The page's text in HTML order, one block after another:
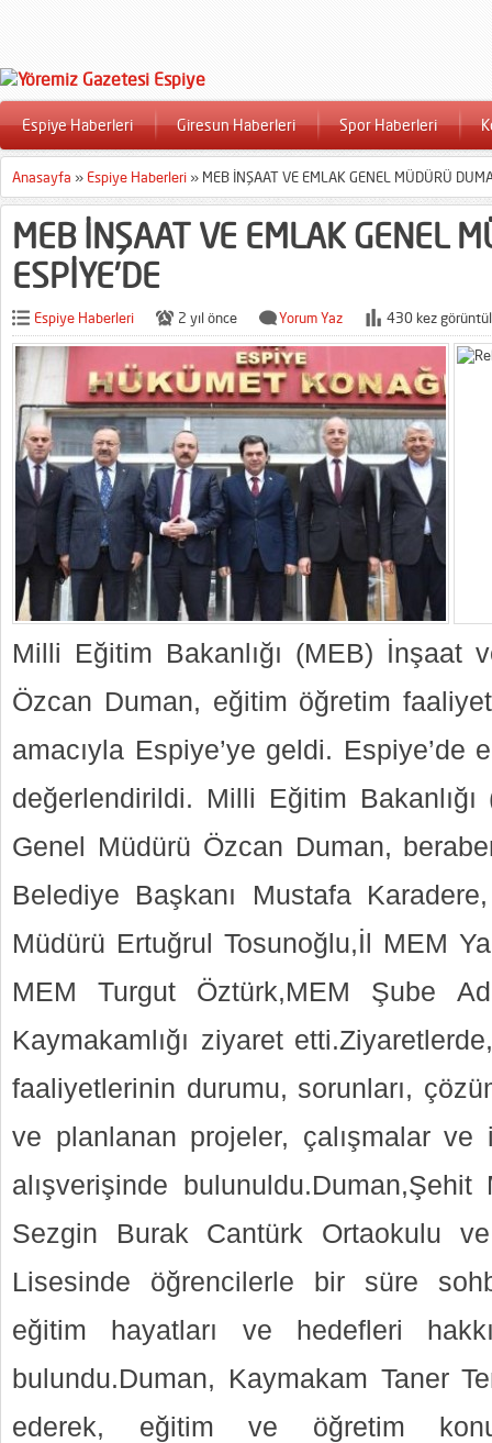
Espiye Haberleri Giresun Haberleri Spor Haberleri
Anasayfa » Espiye Haberleri » MEB İNŞAAT VE EMLAK GENEL MÜDÜRÜ
MEB İNŞAAT VE EMLAK GENEL
ESPİYE’DE
Espiye Haberleri 2 yıl önce Yorum Yaz 430 kez
Milli Eğitim Bakanlığı (MEB) İnşaat
Özcan Duman, eğitim öğretim
amacıyla Espiye’ye geldi. Espiye’de
değerlendirildi. Milli Eğitim
Genel Müdürü Özcan Duman,
Belediye Başkanı Mustafa
Müdürü Ertuğrul Tosunoğlu,İl MEM
MEM Turgut Öztürk,MEM Şube
Kaymakamlığı ziyaret
faaliyetlerinin durumu, sorunları,
ve planlanan projeler, çalışmalar ve
alışverişinde
Sezgin Burak Cantürk Ortaokulu
Lisesinde öğrencilerle bir süre
eğitim hayatları ve hedefleri
bulundu.Duman, Kaymakam Taner
ederek, eğitim ve öğretim